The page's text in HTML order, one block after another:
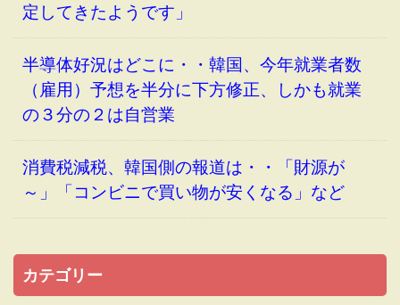
定してきたようです」
半導体好況はどこに・・韓国、今年就業者数
（雇用）予想を半分に下方修正、しかも就業
の３分の２は自営業
消費税減税、韓国側の報道は・・「財源が
～」「コンビニで買い物が安くなる」など
カテゴリー